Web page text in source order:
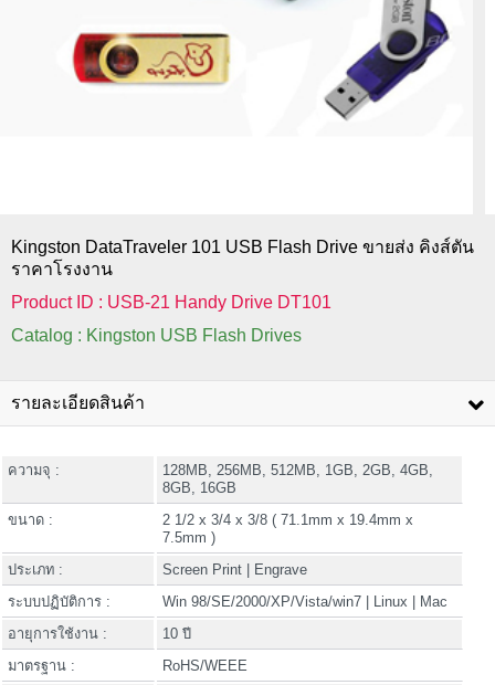
Kingston DataTraveler 101 USB Flash Drive ขายส่ง คิงส์ตัน
ราคาโรงงาน
Product ID : USB-21 Handy Drive DT101
Catalog : Kingston USB Flash Drives
รายละเอียดสินค้า
ความจุ :
128MB, 256MB, 512MB, 1GB, 2GB, 4GB,
8GB, 16GB
ขนาด :
2 1/2 x 3/4 x 3/8 ( 71.1mm x 19.4mm x
7.5mm )
ประเภท :
Screen Print | Engrave
ระบบปฏิบัติการ :
Win 98/SE/2000/XP/Vista/win7 | Linux | Mac
อายุการใช้งาน :
10 ปี
มาตรฐาน :
RoHS/WEEE